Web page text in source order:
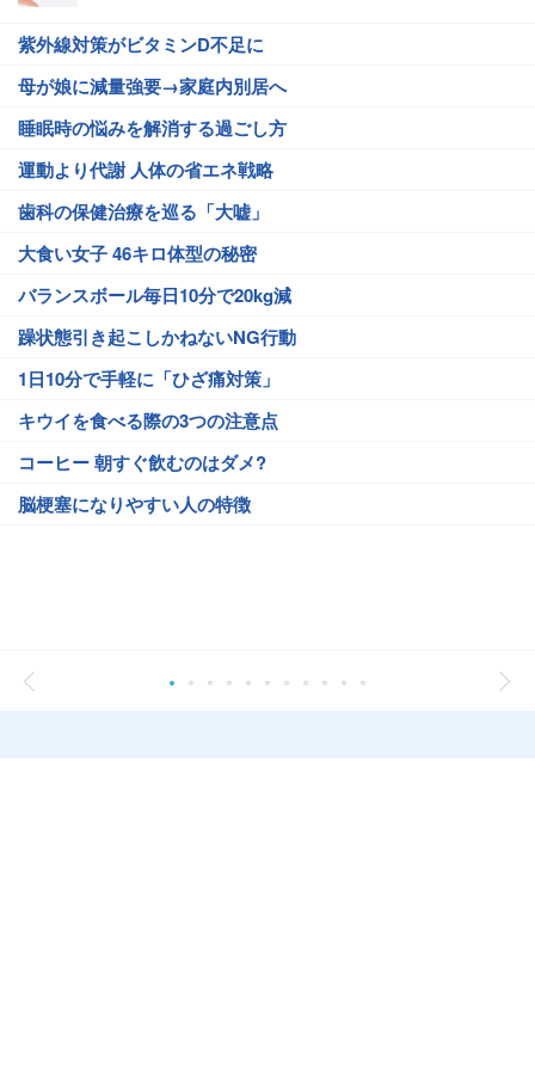
紫外線対策がビタミンD不足に
母が娘に減量強要→家庭内別居へ
睡眠時の悩みを解消する過ごし方
運動より代謝 人体の省エネ戦略
歯科の保健治療を巡る「大嘘」
大食い女子 46キロ体型の秘密
バランスボール毎日10分で20kg減
躁状態引き起こしかねないNG行動
1日10分で手軽に「ひざ痛対策」
キウイを食べる際の3つの注意点
コーヒー 朝すぐ飲むのはダメ?
脳梗塞になりやすい人の特徴